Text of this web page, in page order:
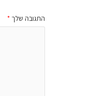
התגובה שלך *